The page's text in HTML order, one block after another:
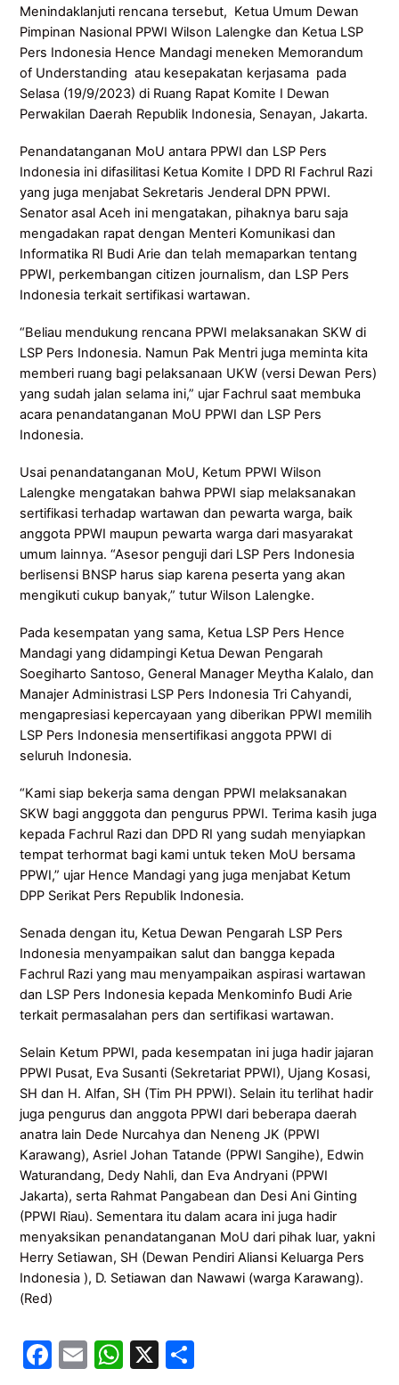
Menindaklanjuti rencana tersebut, Ketua Umum Dewan
Pimpinan Nasional PPWI Wilson Lalengke dan Ketua LSP
Pers Indonesia Hence Mandagi meneken Memorandum
of Understanding atau kesepakatan kerjasama pada
Selasa (19/9/2023) di Ruang Rapat Komite I Dewan
Perwakilan Daerah Republik Indonesia, Senayan, Jakarta.
Penandatanganan MoU antara PPWI dan LSP Pers
Indonesia ini difasilitasi Ketua Komite I DPD RI Fachrul Razi
yang juga menjabat Sekretaris Jenderal DPN PPWI.
Senator asal Aceh ini mengatakan, pihaknya baru saja
mengadakan rapat dengan Menteri Komunikasi dan
Informatika RI Budi Arie dan telah memaparkan tentang
PPWI, perkembangan citizen journalism, dan LSP Pers
Indonesia terkait sertifikasi wartawan.
“Beliau mendukung rencana PPWI melaksanakan SKW di
LSP Pers Indonesia. Namun Pak Mentri juga meminta kita
memberi ruang bagi pelaksanaan UKW (versi Dewan Pers)
yang sudah jalan selama ini,” ujar Fachrul saat membuka
acara penandatanganan MoU PPWI dan LSP Pers
Indonesia.
Usai penandatanganan MoU, Ketum PPWI Wilson
Lalengke mengatakan bahwa PPWI siap melaksanakan
sertifikasi terhadap wartawan dan pewarta warga, baik
anggota PPWI maupun pewarta warga dari masyarakat
umum lainnya. “Asesor penguji dari LSP Pers Indonesia
berlisensi BNSP harus siap karena peserta yang akan
mengikuti cukup banyak,” tutur Wilson Lalengke.
Pada kesempatan yang sama, Ketua LSP Pers Hence
Mandagi yang didampingi Ketua Dewan Pengarah
Soegiharto Santoso, General Manager Meytha Kalalo, dan
Manajer Administrasi LSP Pers Indonesia Tri Cahyandi,
mengapresiasi kepercayaan yang diberikan PPWI memilih
LSP Pers Indonesia mensertifikasi anggota PPWI di
seluruh Indonesia.
“Kami siap bekerja sama dengan PPWI melaksanakan
SKW bagi angggota dan pengurus PPWI. Terima kasih juga
kepada Fachrul Razi dan DPD RI yang sudah menyiapkan
tempat terhormat bagi kami untuk teken MoU bersama
PPWI,” ujar Hence Mandagi yang juga menjabat Ketum
DPP Serikat Pers Republik Indonesia.
Senada dengan itu, Ketua Dewan Pengarah LSP Pers
Indonesia menyampaikan salut dan bangga kepada
Fachrul Razi yang mau menyampaikan aspirasi wartawan
dan LSP Pers Indonesia kepada Menkominfo Budi Arie
terkait permasalahan pers dan sertifikasi wartawan.
Selain Ketum PPWI, pada kesempatan ini juga hadir jajaran
PPWI Pusat, Eva Susanti (Sekretariat PPWI), Ujang Kosasi,
SH dan H. Alfan, SH (Tim PH PPWI). Selain itu terlihat hadir
juga pengurus dan anggota PPWI dari beberapa daerah
anatra lain Dede Nurcahya dan Neneng JK (PPWI
Karawang), Asriel Johan Tatande (PPWI Sangihe), Edwin
Waturandang, Dedy Nahli, dan Eva Andryani (PPWI
Jakarta), serta Rahmat Pangabean dan Desi Ani Ginting
(PPWI Riau). Sementara itu dalam acara ini juga hadir
menyaksikan penandatanganan MoU dari pihak luar, yakni
Herry Setiawan, SH (Dewan Pendiri Aliansi Keluarga Pers
Indonesia ), D. Setiawan dan Nawawi (warga Karawang).
(Red)
F
E
W X